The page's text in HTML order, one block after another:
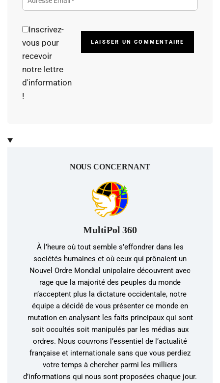
Inscrivez-
vous pour
recevoir
notre lettre
d'information
!
NOUS CONCERNANT
MultiPol 360
À l’heure où tout semble s’effondrer dans les
sociétés humaines et où ceux qui prônaient un
Nouvel Ordre Mondial unipolaire découvrent avec
rage que la majorité des peuples du monde
n’acceptent plus la dictature occidentale, notre
équipe a décidé de vous présenter ce monde en
mutation en analysant les faits principaux qui sont
soit occultés soit manipulés par les médias aux
ordres. Nous couvrons l’essentiel de l’actualité
française et internationale sans que vous perdiez
votre temps à chercher parmi les milliers
d’informations qui nous sont proposées chaque jour.